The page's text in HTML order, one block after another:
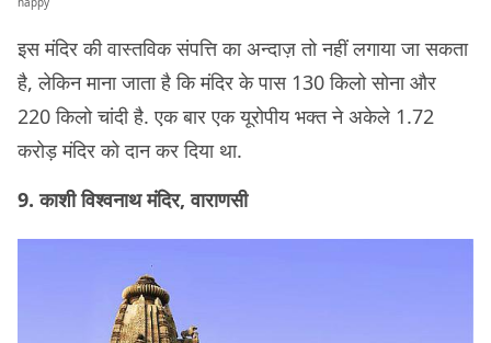
इस मंदिर की वास्तविक संपत्ति का अन्दाज़ तो नहीं लगाया जा सकता
है, लेकिन माना जाता है कि मंदिर के पास 130 किलो सोना और
220 किलो चांदी है. एक बार एक यूरोपीय भक्त ने अकेले 1.72
करोड़ मंदिर को दान कर दिया था.
9. काशी विश्वनाथ मंदिर, वाराणसी